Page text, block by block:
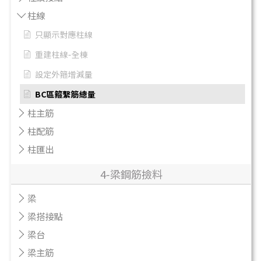
柱線
只顯示對應柱線
重建柱線-全棟
設定外箍增減量
BC區箍繫筋總量
柱主筋
柱配筋
柱匯出
4-梁鋼筋撿料
梁
梁搭接點
梁台
梁主筋